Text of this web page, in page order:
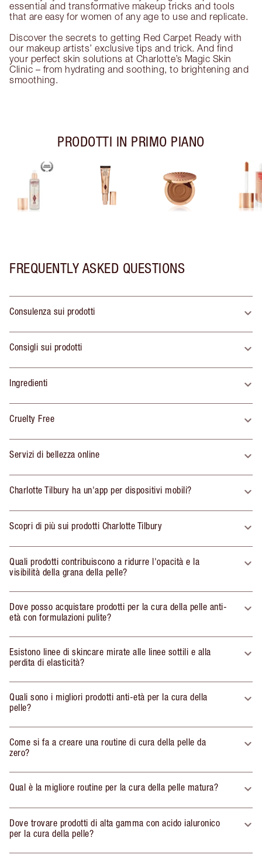
essential and transformative makeup tricks and tools
that are easy for women of any age to use and replicate.
Discover the secrets to getting Red Carpet Ready with
our makeup artists’ exclusive tips and trick. And find
your perfect skin solutions at Charlotte’s Magic Skin
Clinic – from hydrating and soothing, to brightening and
smoothing.
PRODOTTI IN PRIMO PIANO
FREQUENTLY ASKED QUESTIONS
Consulenza sui prodotti
Consigli sui prodotti
Ingredienti
Cruelty Free
Servizi di bellezza online
Charlotte Tilbury ha un'app per dispositivi mobili?
Scopri di più sui prodotti Charlotte Tilbury
Quali prodotti contribuiscono a ridurre l'opacità e la
visibilità della grana della pelle?
Dove posso acquistare prodotti per la cura della pelle anti-
età con formulazioni pulite?
Esistono linee di skincare mirate alle linee sottili e alla
perdita di elasticità?
Quali sono i migliori prodotti anti-età per la cura della
pelle?
Come si fa a creare una routine di cura della pelle da
zero?
Qual è la migliore routine per la cura della pelle matura?
Dove trovare prodotti di alta gamma con acido ialuronico
per la cura della pelle?